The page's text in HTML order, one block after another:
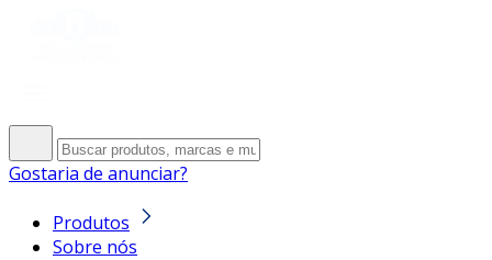
Gostaria de anunciar?
Produtos
Sobre nós